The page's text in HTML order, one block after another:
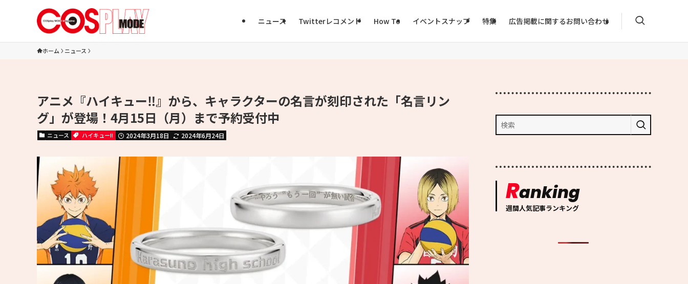
ニュース Twitterレコメンド How To イベントスナップ 特集 広告掲載に関するお問い合わせ
ホーム ニュース
アニメ『ハイキュー‼』から、キャラクターの名言が刻印された「名言リン
グ」が登場！4月15日（月）まで予約受付中
ニュース ハイキュー!! 2024年3月18日 2024年6月24日
Ranking
週間人気記事ランキング